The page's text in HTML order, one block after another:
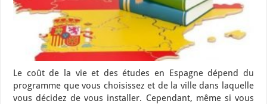
Le coût de la vie et des études en Espagne dépend du
programme que vous choisissez et de la ville dans laquelle
vous décidez de vous installer. Cependant, même si vous